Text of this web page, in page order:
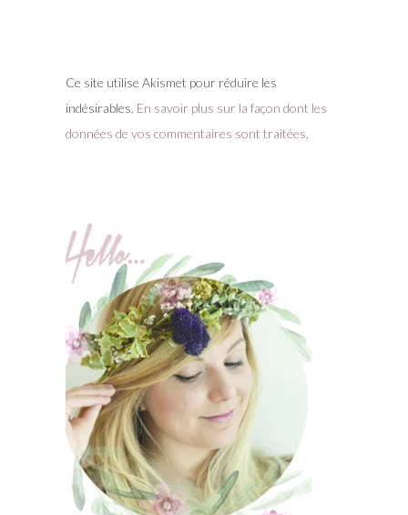
Ce site utilise Akismet pour réduire les
indésirables. En savoir plus sur la façon dont les
données de vos commentaires sont traitées.